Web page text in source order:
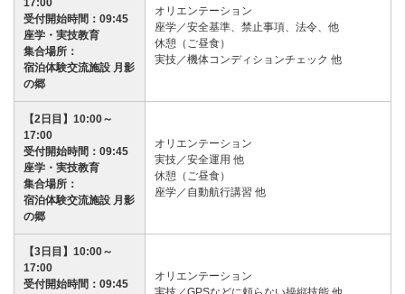
17:00
受付開始時間：09:45
座学・実技教育
集合場所：
宿泊体験交流施設 月影
の郷
オリエンテーション
座学／安全基準、禁止事項、法令、他
休憩（ご昼食）
実技／機体コンディションチェック 他
【2日目】10:00～
17:00
受付開始時間：09:45
座学・実技教育
集合場所：
宿泊体験交流施設 月影
の郷
オリエンテーション
実技／安全運用 他
休憩（ご昼食）
座学／自動航行講習 他
【3日目】10:00～
17:00
受付開始時間：09:45
オリエンテーション